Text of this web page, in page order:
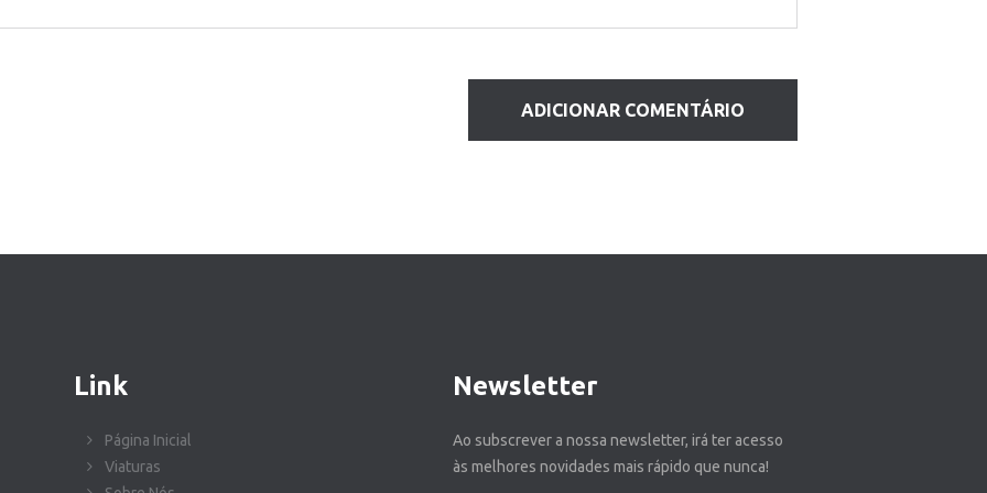
Link
Página Inicial
Viaturas
Newsletter
Ao subscrever a nossa newsletter, irá ter acesso
às melhores novidades mais rápido que nunca!